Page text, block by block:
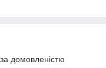
домовленістю